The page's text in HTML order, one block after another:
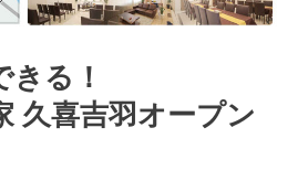
る！
久喜吉羽オープン